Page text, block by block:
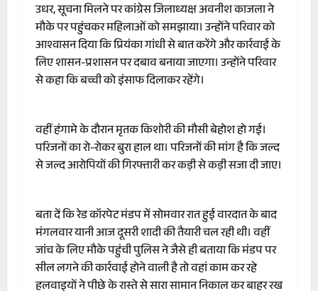
उधर, सूचना मिलने पर कांग्रेस जिलाध्यक्ष अवनीश काजला ने
मौके पर पहुंचकर महिलाओं को समझाया। उन्होंने परिवार को
आश्वासन दिया कि प्रियंका गांधी से बात करेंगे और कार्रवाई के
लिए शासन-प्रशासन पर दबाव बनाया जाएगा। उन्होंने परिवार
से कहा कि बच्ची को इंसाफ दिलाकर रहेंगे।
वहीं हंगामे के दौरान मृतक किशोरी की मौसी बेहोश हो गई।
परिजनों का रो-रोकर बुरा हाल था। परिजनों की मांग है कि जल्द
से जल्द आरोपियों की गिरफ्तारी कर कड़ी से कड़ी सजा दी जाए।
बता दें कि रेड कॉरपेट मंडप में सोमवार रात हुई वारदात के बाद
मंगलवार यानी आज दूसरी शादी की तैयारी चल रही थी। वहीं
जांच के लिए मौके पहुंची पुलिस ने जैसे ही बताया कि मंडप पर
सील लगने की कार्रवाई होने वाली है तो वहां काम कर रहे
हलवाइयों ने पीछे के रास्ते से सारा सामान निकाल कर बाहर रख